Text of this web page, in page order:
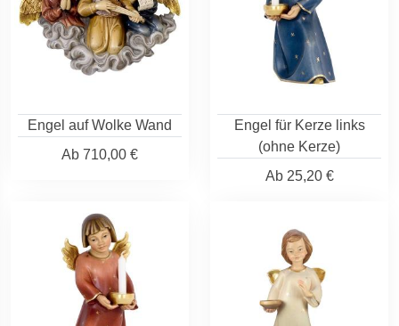
Engel auf Wolke Wand
Ab 710,00 €
Engel für Kerze links
(ohne Kerze)
Ab25,20 €